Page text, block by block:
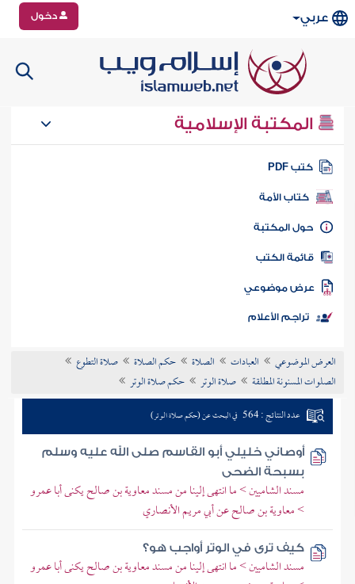
عربي دخول
المكتبة الإسلامية
كتب PDF
كتاب الأمة
المكتبة
الكتب
موضوعي
تراجم الأعلام
العرض الموضوعي العبادات الصلاة حكم الصلاة
صلاة التطوع
الصلوات المسنونة المطلقة
صلاة الوتر حكم صلاة الوتر
عدد النتائج : 564 في البحث عن (حكم صلاة الوتر)
أوصاني خليلي أبو القاسم صلى الله عليه وسلم
بسبحة الضحى
مسند الشاميين > ما انتهى إلينا من مسند معاوية بن صالح يكنى أبا عمرو
> معاوية بن صالح عن أبي مريم الأنصاري
كيف ترى في الوتر أواجب هو؟
مسند الشاميين > ما انتهى إلينا من مسند معاوية بن صالح يكنى أبا عمرو